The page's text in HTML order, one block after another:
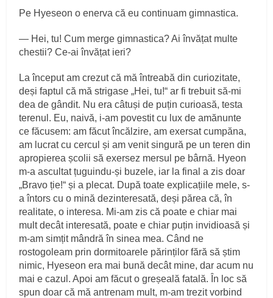
Pe Hyeseon o enerva că eu continuam gimnastica.
— Hei, tu! Cum merge gimnastica? Ai învățat multe
chestii? Ce-ai învățat ieri?
La început am crezut că mă întreabă din curiozitate,
deși faptul că mă strigase „Hei, tu!“ ar fi trebuit să-mi
dea de gândit. Nu era câtuși de puțin curioasă, testa
terenul. Eu, naivă, i-am povestit cu lux de amănunte
ce făcusem: am făcut încălzire, am exersat cumpăna,
am lucrat cu cercul și am venit singură pe un teren din
apropierea școlii să exersez mersul pe bârnă. Hyeon
m-a ascultat țuguindu-și buzele, iar la final a zis doar
„Bravo ție!“ și a plecat. După toate explicațiile mele, s-
a întors cu o mină dezinteresată, deși părea că, în
realitate, o interesa. Mi-am zis că poate e chiar mai
mult decât interesată, poate e chiar puțin invidioasă și
m-am simțit mândră în sinea mea. Când ne
rostogoleam prin dormitoarele părinților fără să știm
nimic, Hyeseon era mai bună decât mine, dar acum nu
mai e cazul. Apoi am făcut o greșeală fatală. În loc să
spun doar că mă antrenam mult, m-am trezit vorbind